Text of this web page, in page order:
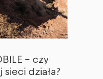
– czy
działa?